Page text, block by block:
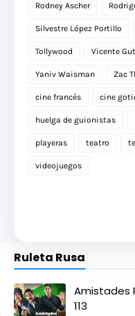
Rodney Ascher
Silvestre López Portillo
Tollywood Vicente
Yaniv Waisman Zac
cine francés cine
huelga de guionistas
playeras teatro
videojuegos
Ruleta Rusa
Amistades
113